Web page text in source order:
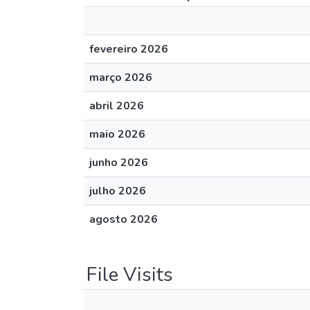
fevereiro 2026
março 2026
abril 2026
maio 2026
junho 2026
julho 2026
agosto 2026
File Visits